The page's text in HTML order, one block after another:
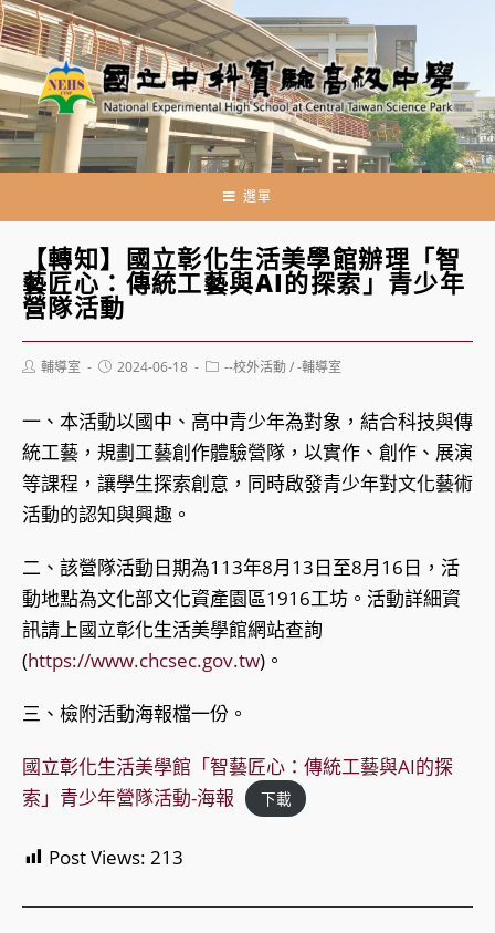
跳
轉
至
主
要
內
選單
【轉知】國立彰化生活美學館辦理「智
藝匠心：傳統工藝與AI的探索」青少年
營隊活動
Post輔導室
Post2024-06-18
Post--校外活動/-輔導室
一、本活動以國中、高中青少年為對象，結合科技與傳
統工藝，規劃工藝創作體驗營隊，以實作、創作、展演
等課程，讓學生探索創意，同時啟發青少年對文化藝術
活動的認知與興趣。
二、該營隊活動日期為113年8月13日至8月16日，活
動地點為文化部文化資產園區1916工坊。活動詳細資
訊請上國立彰化生活美學館網站查詢
(https://www.chcsec.gov.tw)。
三、檢附活動海報檔一份。
國立彰化生活美學館「智藝匠心：傳統工藝與AI的探
索」青少年營隊活動-海報
下載
Post Views: 213